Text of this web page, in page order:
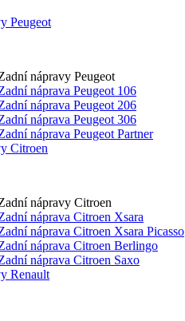
Peugeot
nápravy Peugeot
náprava Peugeot 106
náprava Peugeot 206
náprava Peugeot 306
náprava Peugeot Partner
Citroen
nápravy Citroen
náprava Citroen Xsara
náprava Citroen Xsara Picasso
náprava Citroen Berlingo
náprava Citroen Saxo
Renault